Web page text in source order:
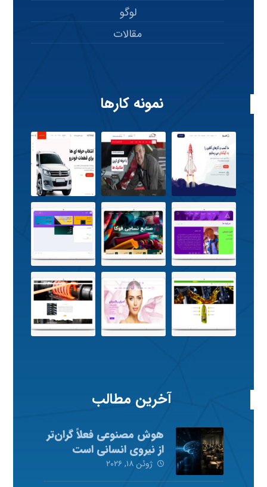
لوگو
مقالات
نمونه کارها
آخرین مطالب
هوش مصنوعی فعلاً گران‌تر
از نیروی انسانی است
ژوئن ۱۸, ۲۰۲۶